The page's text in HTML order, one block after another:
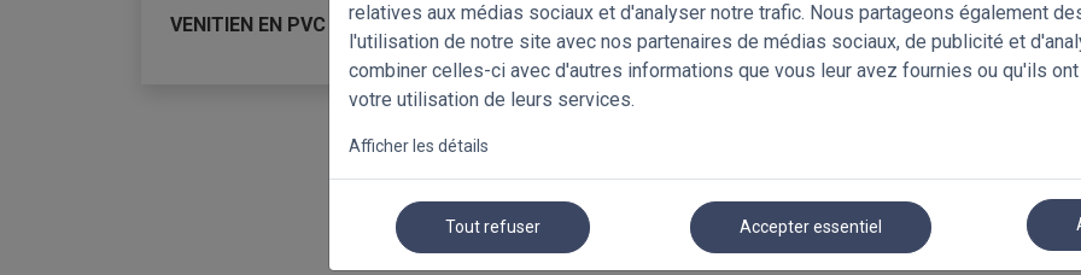
relatives aux médias sociaux et d'analyser notre trafic. Nous partageons également
l'utilisation de notre site avec nos partenaires de médias sociaux, de publicité et
combiner celles-ci avec d'autres informations que vous leur avez fournies ou qu'ils
votre utilisation de leurs services.
Afficher les détails
Tout refuser Accepter essentiel
VENITIEN EN PVC